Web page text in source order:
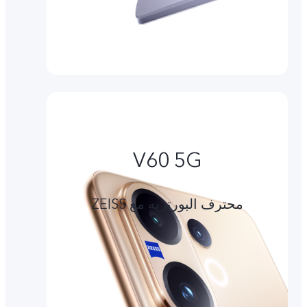
V60 5G
محترف البورتريه مع ZEISS